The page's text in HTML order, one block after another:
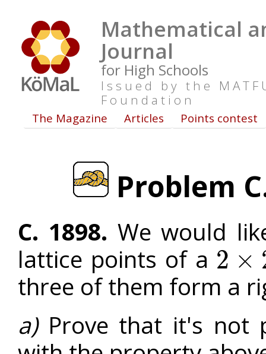
Mathematical
Journal
for High Schools
Issued by the
Foundation
The Magazine Articles Points contest
Problem
C. 1898. We would
lattice points of a 2 ×
2×
three of them form a
a)Prove that it's not